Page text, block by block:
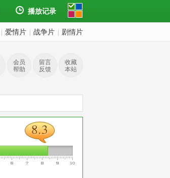
播放记录
爱情片 战争片 剧情片
会员
帮助
留言
反馈
收藏
本站
8.3
8.3